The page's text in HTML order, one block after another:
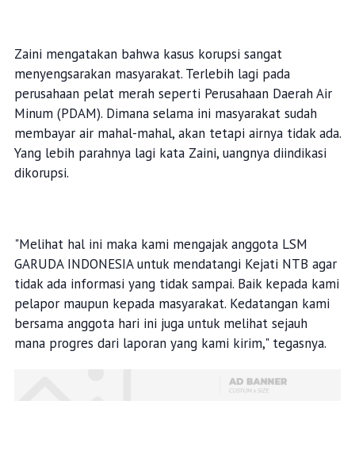
Zaini mengatakan bahwa kasus korupsi sangat
menyengsarakan masyarakat. Terlebih lagi pada
perusahaan pelat merah seperti Perusahaan Daerah Air
Minum (PDAM). Dimana selama ini masyarakat sudah
membayar air mahal-mahal, akan tetapi airnya tidak ada.
Yang lebih parahnya lagi kata Zaini, uangnya diindikasi
dikorupsi.
"Melihat hal ini maka kami mengajak anggota LSM
GARUDA INDONESIA untuk mendatangi Kejati NTB agar
tidak ada informasi yang tidak sampai. Baik kepada kami
pelapor maupun kepada masyarakat. Kedatangan kami
bersama anggota hari ini juga untuk melihat sejauh
mana progres dari laporan yang kami kirim," tegasnya.